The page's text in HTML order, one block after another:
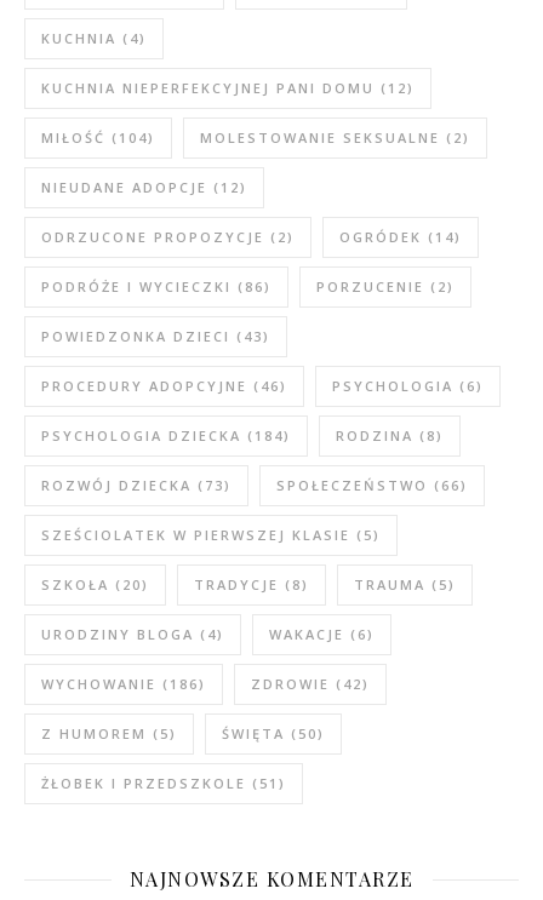
KUCHNIA (4)
KUCHNIA NIEPERFEKCYJNEJ PANI DOMU (12)
MIŁOŚĆ (104) MOLESTOWANIE SEKSUALNE (2)
NIEUDANE ADOPCJE (12)
ODRZUCONE PROPOZYCJE (2) OGRÓDEK (14)
PODRÓŻE I WYCIECZKI (86) PORZUCENIE (2)
POWIEDZONKA DZIECI (43)
PROCEDURY ADOPCYJNE (46) PSYCHOLOGIA (6)
PSYCHOLOGIA DZIECKA (184) RODZINA (8)
ROZWÓJ DZIECKA (73) SPOŁECZEŃSTWO (66)
SZEŚCIOLATEK W PIERWSZEJ KLASIE (5)
SZKOŁA (20) TRADYCJE (8) TRAUMA (5)
URODZINY BLOGA (4) WAKACJE (6)
WYCHOWANIE (186) ZDROWIE (42)
Z HUMOREM (5) ŚWIĘTA (50)
ŻŁOBEK I PRZEDSZKOLE (51)
NAJNOWSZE KOMENTARZE